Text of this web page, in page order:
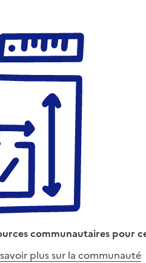
communautaires pour
plus sur la communauté